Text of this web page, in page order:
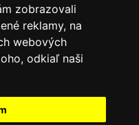
zobrazovali
reklamy, na
webových
odkiaľ naši